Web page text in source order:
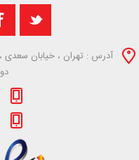
آدرس : تهران ، خیابان سعدی